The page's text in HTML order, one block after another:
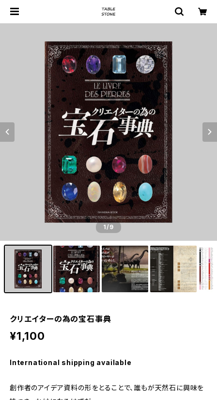
1/9
クリエイターの為の宝石事典
¥1,100
International shipping available
創作者のアイデア資料の形をとることで、誰もが天然石に興味を